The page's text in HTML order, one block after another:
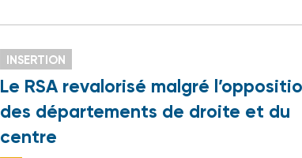
INSERTION
Le RSA revalorisé malgré
des départements de droite et du
centre